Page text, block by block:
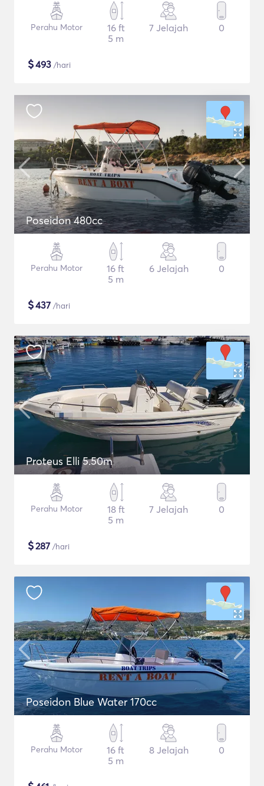
Perahu Motor
16 ft
5 m
7 Jelajah 0
$493 /hari
Poseidon 480cc
Perahu Motor
16 ft
5 m
6 Jelajah 0
$437 /hari
Proteus Elli 5.50m
Perahu Motor
18 ft
5 m
7 Jelajah 0
$287 /hari
Poseidon Blue Water 170cc
Perahu Motor
16 ft
5 m
8 Jelajah 0